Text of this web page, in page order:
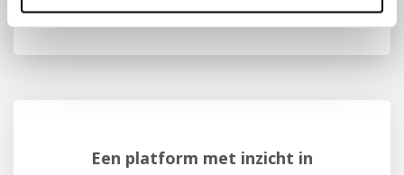
Een platform met inzicht in